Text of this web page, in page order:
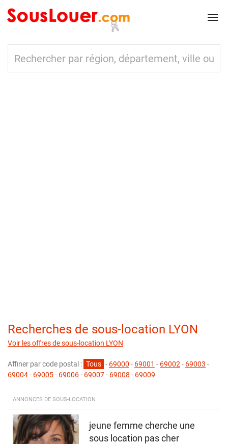
Recherches de sous-location LYON
Voir les offres de sous-location LYON
Affiner par code postal : Tous - 69000 - 69001 - 69002 - 69003 -
69004- 69005- 69006- 69007- 69008 - 69009
ANNONCES DE SOUS-LOCATION
jeune femme cherche une
sous location pas cher